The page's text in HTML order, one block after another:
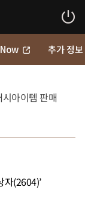
추가 정보
아이템 판매
자(2604)’